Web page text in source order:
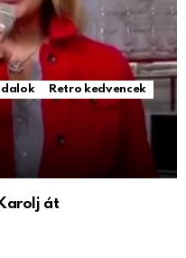
dalok Retro kedvencek
át